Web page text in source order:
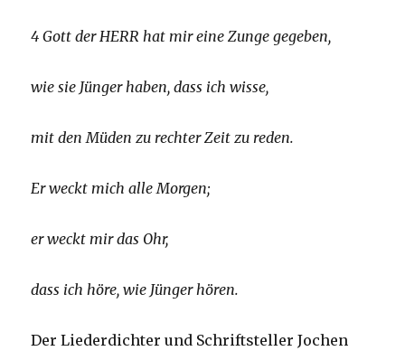
4 Gott der HERR hat mir eine Zunge gegeben,
wie sie Jünger haben, dass ich wisse,
mit den Müden zu rechter Zeit zu reden.
Er weckt mich alle Morgen;
er weckt mir das Ohr,
dass ich höre, wie Jünger hören.
Der Liederdichter und Schriftsteller Jochen